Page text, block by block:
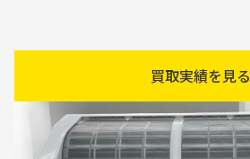
買取実績を見る